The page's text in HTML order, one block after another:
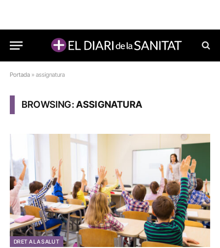
Portada » assignatura
BROWSING:ASSIGNATURA
DRET A LA SALUT